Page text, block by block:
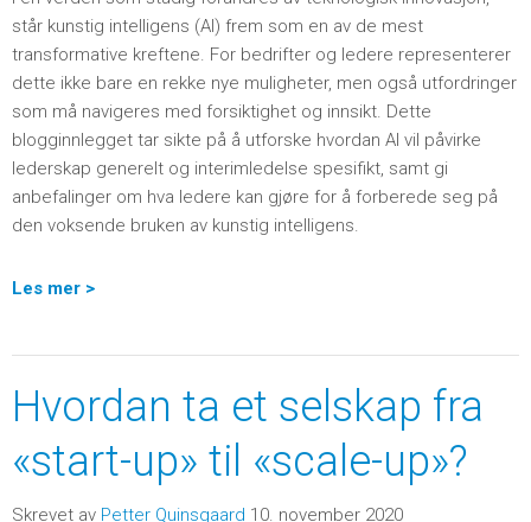
står kunstig intelligens (AI) frem som en av de mest
transformative kreftene. For bedrifter og ledere representerer
dette ikke bare en rekke nye muligheter, men også utfordringer
som må navigeres med forsiktighet og innsikt. Dette
blogginnlegget tar sikte på å utforske hvordan AI vil påvirke
lederskap generelt og interimledelse spesifikt, samt gi
anbefalinger om hva ledere kan gjøre for å forberede seg på
den voksende bruken av kunstig intelligens.
Les mer >
Hvordan ta et selskap fra
«start-up» til «scale-up»?
Skrevet av Petter Quinsgaard 10. november 2020